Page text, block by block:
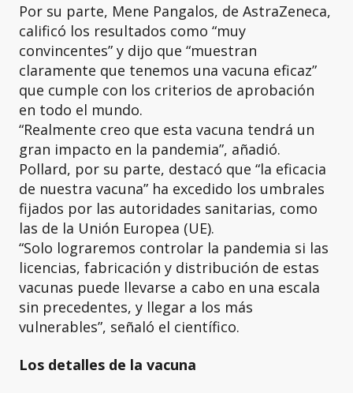
Por su parte, Mene Pangalos, de AstraZeneca,
calificó los resultados como “muy
convincentes” y dijo que “muestran
claramente que tenemos una vacuna eficaz”
que cumple con los criterios de aprobación
en todo el mundo.
“Realmente creo que esta vacuna tendrá un
gran impacto en la pandemia”, añadió.
Pollard, por su parte, destacó que “la eficacia
de nuestra vacuna” ha excedido los umbrales
fijados por las autoridades sanitarias, como
las de la Unión Europea (UE).
“Solo lograremos controlar la pandemia si las
licencias, fabricación y distribución de estas
vacunas puede llevarse a cabo en una escala
sin precedentes, y llegar a los más
vulnerables”, señaló el científico.
Los detalles de la vacuna